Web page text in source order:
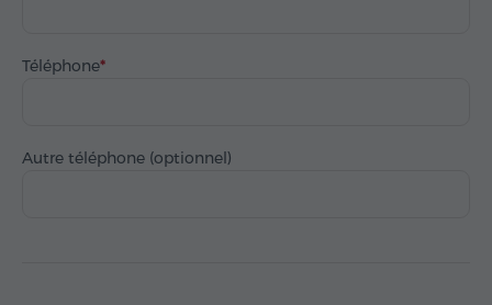
Téléphone
Autre téléphone (optionnel)